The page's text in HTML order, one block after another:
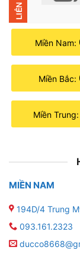
Miền Nam:
Miền Bắc:
Miền Trung:
MIỀN NAM
194D/4 Trung
093.161.2323